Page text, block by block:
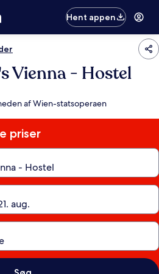
Hent appen
Vienna - Hostel
af Wien-statsoperaen
priser